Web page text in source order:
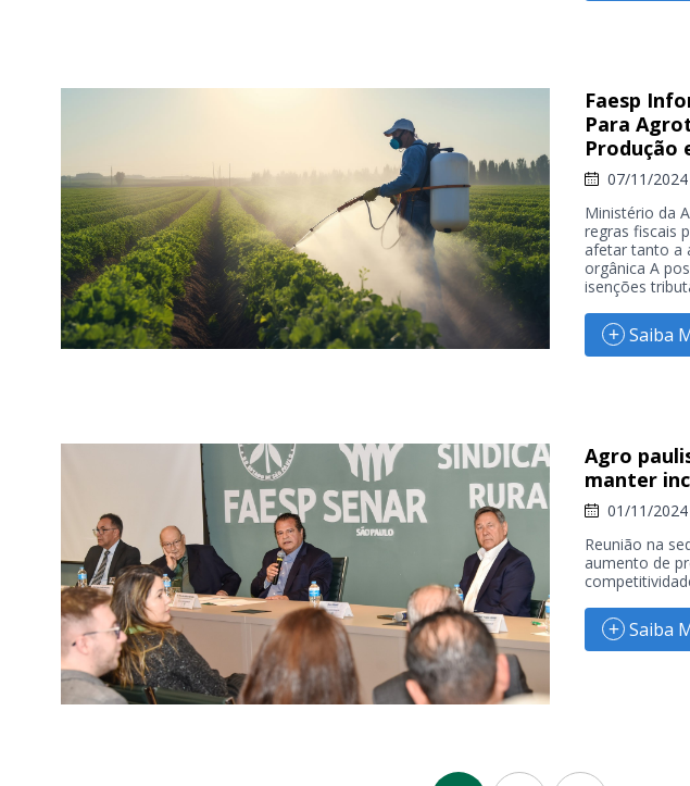
Faesp
Para
Produção
07/11/2024
Ministério da
regras fiscais
afetar tanto a
orgânica A
isenções
Saiba
Agro
manter
01/11/2024
Reunião na
aumento de
Saiba